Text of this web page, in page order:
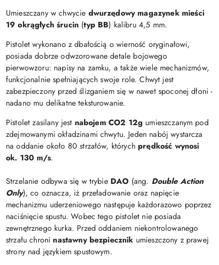
Umieszczany w chwycie dwurzędowy magazynek mieści
19 okrągłych śrucin (typ BB) kalibru 4,5 mm.
Pistolet wykonano z dbałością o wierność oryginałowi,
posiada dobrze odwzorowane detale bojowego
pierwowzoru: napisy na zamku, a także wiele mechanizmów,
funkcjonalnie spełniających swoje role. Chwyt jest
zabezpieczony przed ślizganiem się w nawet spoconej dłoni -
nadano mu delikatne teksturowanie.
Pistolet zasilany jest nabojem CO2 12g umieszczanym pod
zdejmowanymi okładzinami chwytu. Jeden nabój wystarcza
na oddanie około 80 strzałów, których prędkość wynosi
ok. 130 m/s.
Strzelanie odbywa się w trybie DAO (ang. Double Action
Only), co oznacza, iż przeładowanie oraz napięcie
mechanizmu uderzeniowego następuje każdorazowo poprzez
naciśnięcie spustu. Wobec tego pistolet nie posiada
zewnętrznego kurka. Przed oddaniem niekontrolowanego
strzału chroni nastawny bezpiecznik umieszczony z prawej
strony nad językiem spustowym.